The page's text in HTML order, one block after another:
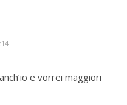
e vorrei maggiori